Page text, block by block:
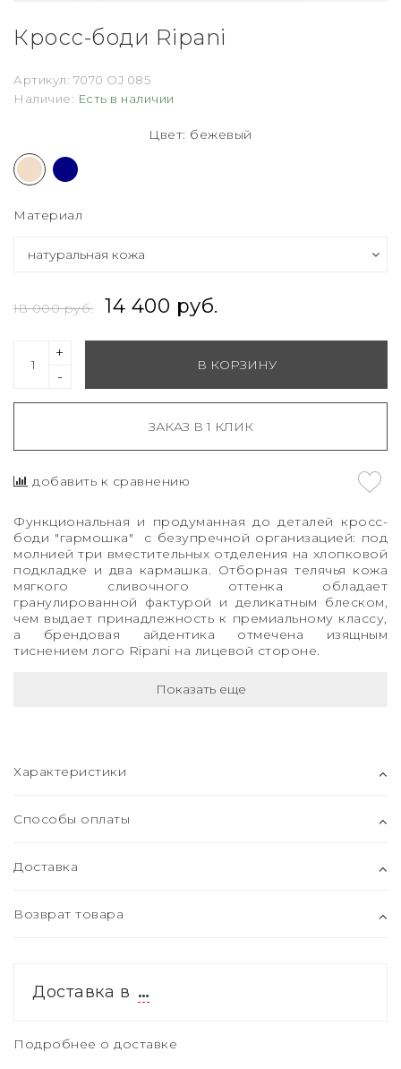
Кросс-боди Ripani
Артикул: 7070 OJ 085
Наличие: Есть в наличии
Цвет: бежевый
Материал
18 000 руб. 14 400 руб.
-
+
В КОРЗИНУ
ЗАКАЗ В 1 КЛИК
добавить к сравнению
Функциональная и продуманная до деталей кросс-
боди "гармошка" с безупречной организацией: под
молнией три вместительных отделения на хлопковой
подкладке и два кармашка. Отборная телячья кожа
мягкого сливочного оттенка обладает
гранулированной фактурой и деликатным блеском,
чем выдает принадлежность к премиальному классу,
а брендовая айдентика отмечена изящным
тиснением лого Ripani на лицевой стороне.
Показать еще
Характеристики
Способы оплаты
Доставка
Возврат товара
Доставка в …
Подробнее о доставке